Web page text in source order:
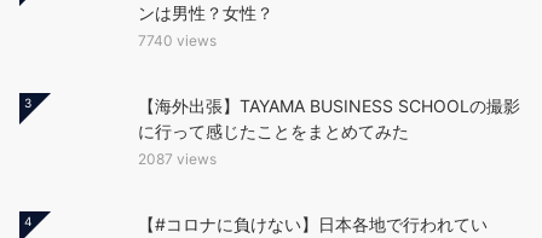
ンは男性？女性？
7740 views
3
【海外出張】TAYAMA BUSINESS SCHOOLの撮影
に行って感じたことをまとめてみた
2087 views
4
【#コロナに負けない】日本各地で行われてい